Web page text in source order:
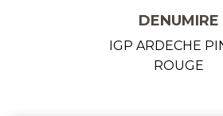
DENUMIRE
IGP ARDECHE
ROUGE